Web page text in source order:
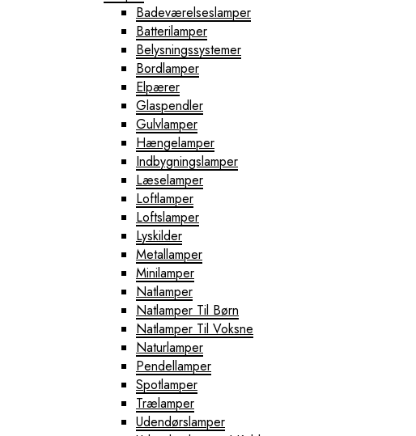
Badeværelseslamper
Batterilamper
Belysningssystemer
Bordlamper
Elpærer
Glaspendler
Gulvlamper
Hængelamper
Indbygningslamper
Læselamper
Loftlamper
Loftslamper
Lyskilder
Metallamper
Minilamper
Natlamper
Natlamper Til Børn
Natlamper Til Voksne
Naturlamper
Pendellamper
Spotlamper
Trælamper
Udendørslamper